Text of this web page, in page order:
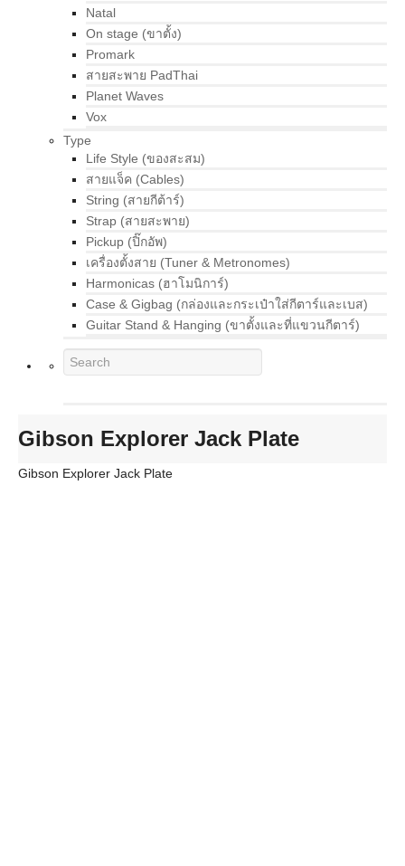
Natal
On stage (ขาตั้ง)
Promark
สายสะพาย PadThai
Planet Waves
Vox
Type
Life Style (ของสะสม)
สายแจ็ค (Cables)
String (สายกีต้าร์)
Strap (สายสะพาย)
Pickup (ปิ๊กอัพ)
เครื่องตั้งสาย (Tuner & Metronomes)
Harmonicas (ฮาโมนิการ์)
Case & Gigbag (กล่องและกระเป๋าใส่กีตาร์และเบส)
Guitar Stand & Hanging (ขาตั้งและที่แขวนกีตาร์)
Gibson Explorer Jack Plate
Gibson Explorer Jack Plate